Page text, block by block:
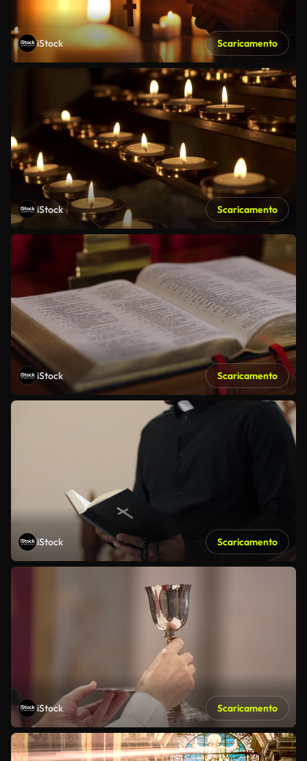
iStock Scaricamento
iStock Scaricamento
iStock Scaricamento
iStock Scaricamento
iStock Scaricamento